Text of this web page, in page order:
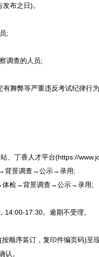
布之日)。
;
调查的人员;
有舞弊等严重违反考试纪律行
、丁香人才平台(https://
景调查→公示→录用;
检→背景调查→公示→录用;
17:30。逾期不受理。
序装订，复印件编页码)至
认。